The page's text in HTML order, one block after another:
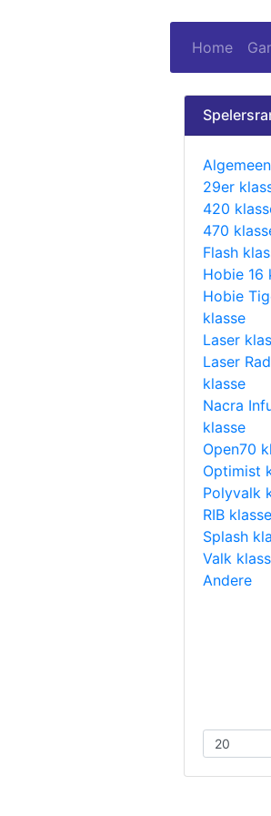
Home
Algemeen
29er
420
470
Flash
Hobie 16
Hobie
klasse
Laser
Laser
klasse
Nacra
klasse
Open70
Optimist
Polyvalk
RIB klasse
Splash
Valk
Andere